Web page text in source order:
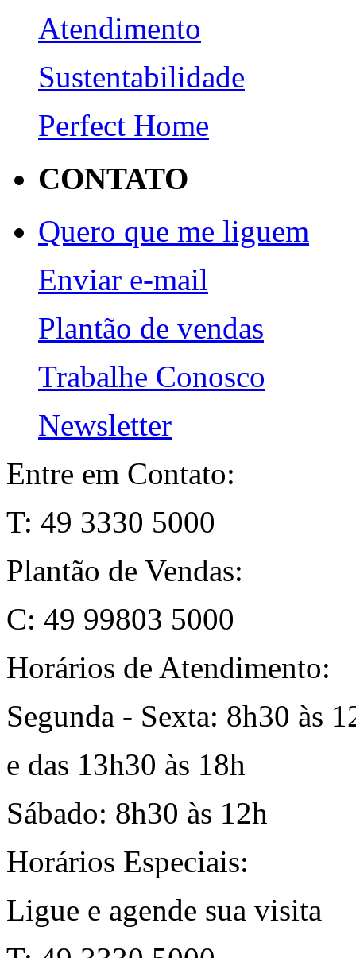
Atendimento
Sustentabilidade
Perfect Home
CONTATO
Quero que me liguem
Enviar e-mail
Plantão de vendas
Trabalhe Conosco
Newsletter
Entre em Contato:
T: 49 3330 5000
Plantão de Vendas:
C: 49 99803 5000
Horários de Atendimento:
Segunda - Sexta: 8h30 às
e das 13h30 às 18h
Sábado: 8h30 às 12h
Horários Especiais:
Ligue e agende sua visita